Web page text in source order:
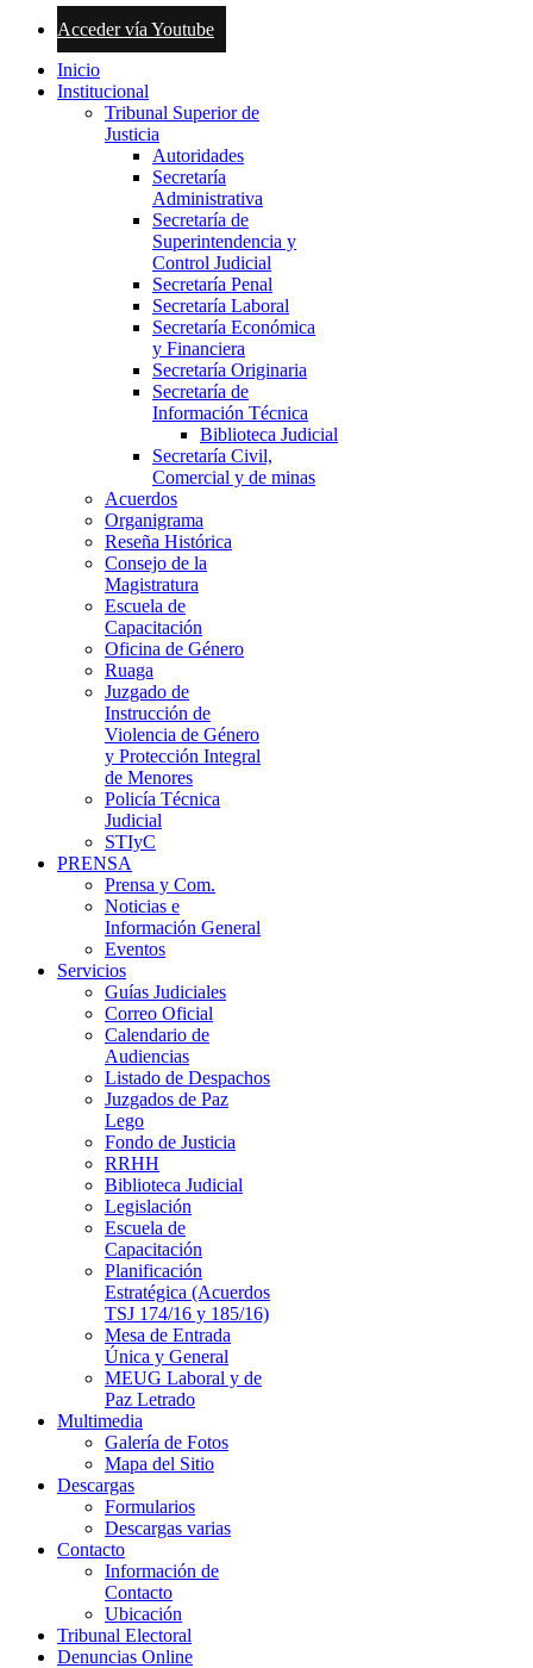
Acceder vía Youtube
Inicio
Institucional
Tribunal Superior de
Justicia
Autoridades
Secretaría
Administrativa
Secretaría de
Superintendencia y
Control Judicial
Secretaría Penal
Secretaría Laboral
Secretaría Económica
y Financiera
Secretaría Originaria
Secretaría de
Información Técnica
Biblioteca Judicial
Secretaría Civil,
Comercial y de minas
Acuerdos
Organigrama
Reseña Histórica
Consejo de la
Magistratura
Escuela de
Capacitación
Oficina de Género
Ruaga
Juzgado de
Instrucción de
Violencia de Género
y Protección Integral
de Menores
Policía Técnica
Judicial
STIyC
PRENSA
Prensa y Com.
Noticias e
Información General
Eventos
Servicios
Guías Judiciales
Correo Oficial
Calendario de
Audiencias
Listado de Despachos
Juzgados de Paz
Lego
Fondo de Justicia
RRHH
Biblioteca Judicial
Legislación
Escuela de
Capacitación
Planificación
Estratégica (Acuerdos
TSJ 174/16 y 185/16)
Mesa de Entrada
Única y General
MEUG Laboral y de
Paz Letrado
Multimedia
Galería de Fotos
Mapa del Sitio
Descargas
Formularios
Descargas varias
Contacto
Información de
Contacto
Ubicación
Tribunal Electoral
Denuncias Online